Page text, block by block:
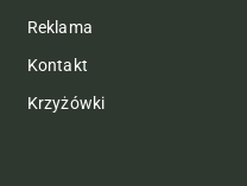
Reklama
Kontakt
Krzyżówki